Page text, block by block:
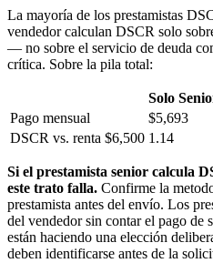
La mayoría de los prestamistas
vendedor calculan DSCR solo
— no sobre el servicio de deuda
crítica. Sobre la pila total:
Solo
Pago mensual
$5,693
DSCR vs. renta $6,500 1.14
Si el prestamista senior calcula
este trato falla. Confirme la
prestamista antes del envío. Los
del vendedor sin contar el pago de
están haciendo una elección
deben identificarse antes de la